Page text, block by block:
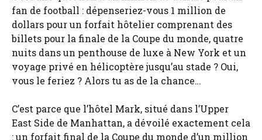
fan de football : dépenseriez-vous 1 million de
dollars pour un forfait hôtelier comprenant des
billets pour la finale de la Coupe du monde, quatre
nuits dans un penthouse de luxe à New York et un
voyage privé en hélicoptère jusqu’au stade ? Oui,
vous le feriez ? Alors tu as de la chance…
C’est parce que l’hôtel Mark, situé dans l’Upper
East Side de Manhattan, a dévoilé exactement cela
: un forfait final de la Coupe du monde d’un million